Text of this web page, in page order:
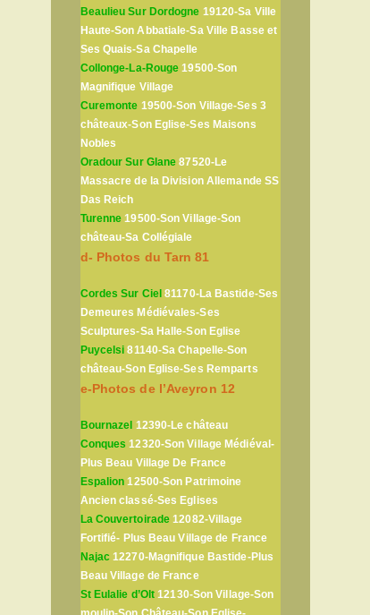
Beaulieu Sur Dordogne 19120-Sa Ville
Haute-Son Abbatiale-Sa Ville Basse et
Ses Quais-Sa Chapelle
Collonge-La-Rouge 19500-Son
Magnifique Village
Curemonte 19500-Son Village-Ses 3
châteaux-Son Eglise-Ses Maisons
Nobles
Oradour Sur Glane 87520-Le
Massacre de la Division Allemande SS
Das Reich
Turenne 19500-Son Village-Son
château-Sa Collégiale
d- Photos du Tarn 81
Cordes Sur Ciel 81170-La Bastide-Ses
Demeures Médiévales-Ses
Sculptures-Sa Halle-Son Eglise
Puycelsi 81140-Sa Chapelle-Son
château-Son Eglise-Ses Remparts
e-Photos de l’Aveyron 12
Bournazel 12390-Le château
Conques 12320-Son Village Médiéval-
Plus Beau Village De France
Espalion 12500-Son Patrimoine
Ancien classé-Ses Eglises
La Couvertoirade 12082-Village
Fortifié- Plus Beau Village de France
Najac 12270-Magnifique Bastide-Plus
Beau Village de France
St Eulalie d’Olt 12130-Son Village-Son